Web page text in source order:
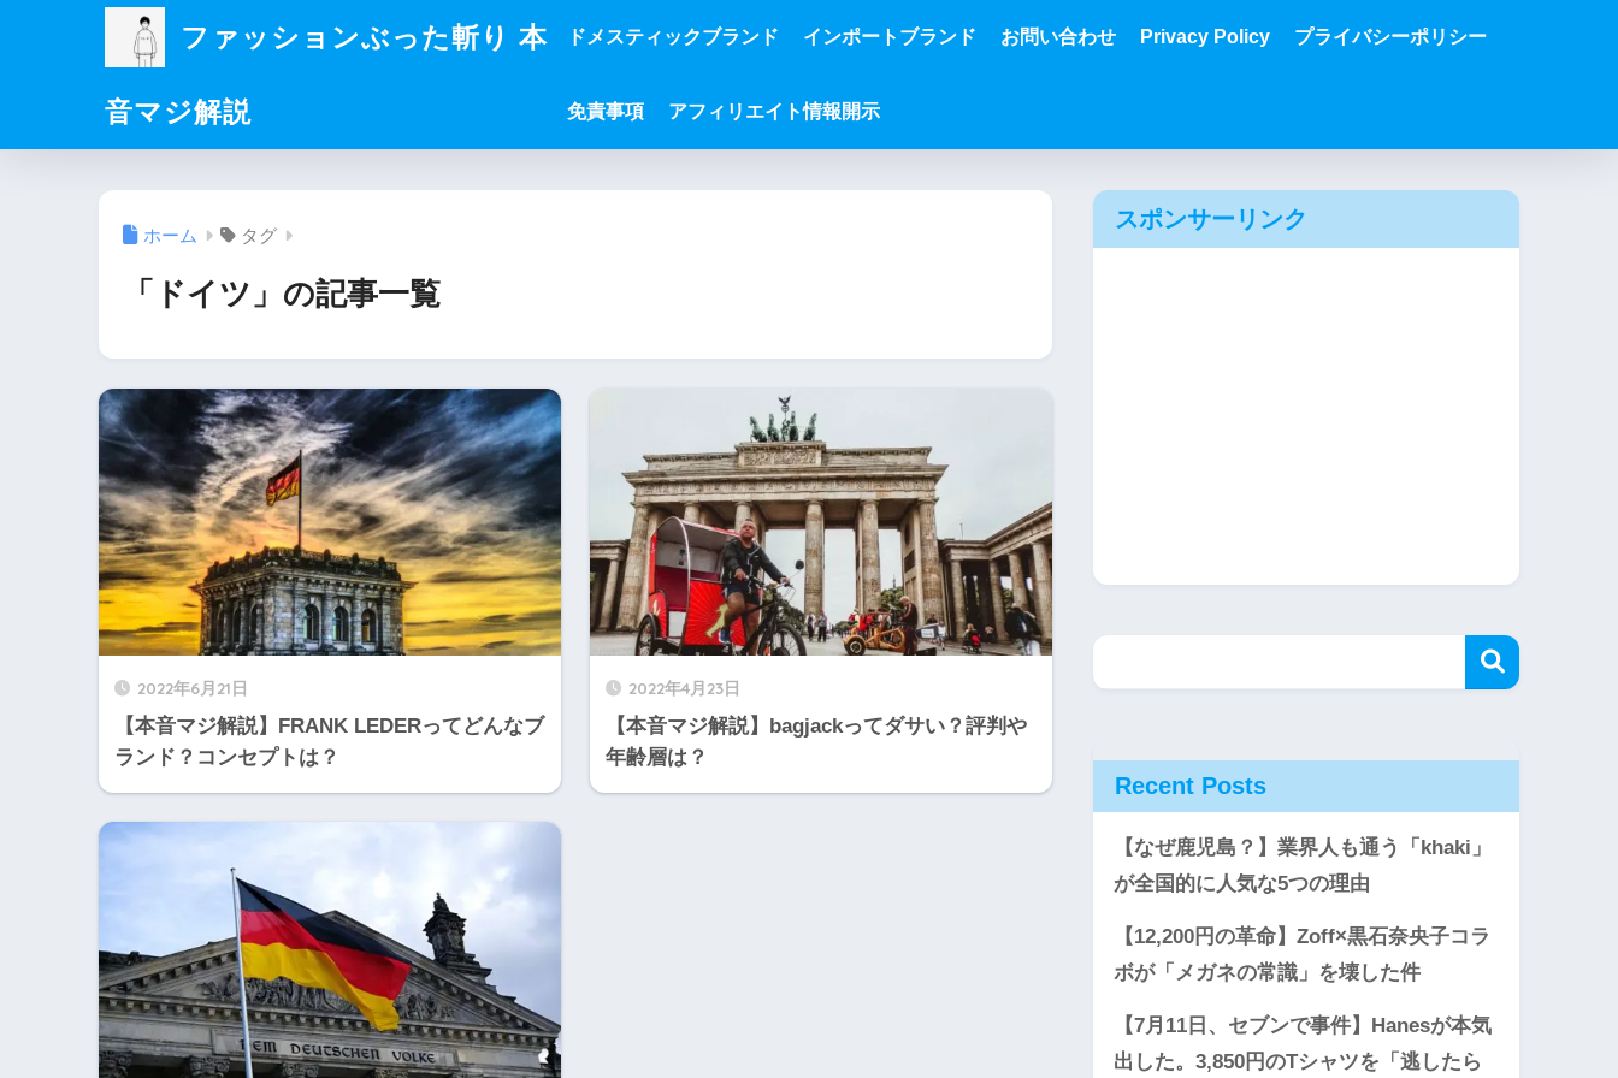
ファッションぶった斬り 本
音マジ解説
ドメスティックブランド インポートブランド お問い合わせ Privacy Policy プライバシーポリシー
免責事項 アフィリエイト情報開示
ホーム タグ
「ドイツ」の記事一覧
2022年6月21日
【本音マジ解説】FRANK LEDERってどんなブ
ランド？コンセプトは？
2022年4月23日
【本音マジ解説】bagjackってダサい？評判や
年齢層は？
スポンサーリンク
Recent Posts
【なぜ鹿児島？】業界人も通う「khaki」
が全国的に人気な5つの理由
【12,200円の革命】Zoff×黒石奈央子コラ
ボが「メガネの常識」を壊した件
【7月11日、セブンで事件】Hanesが本気
出した。3,850円のTシャツを「逃したら